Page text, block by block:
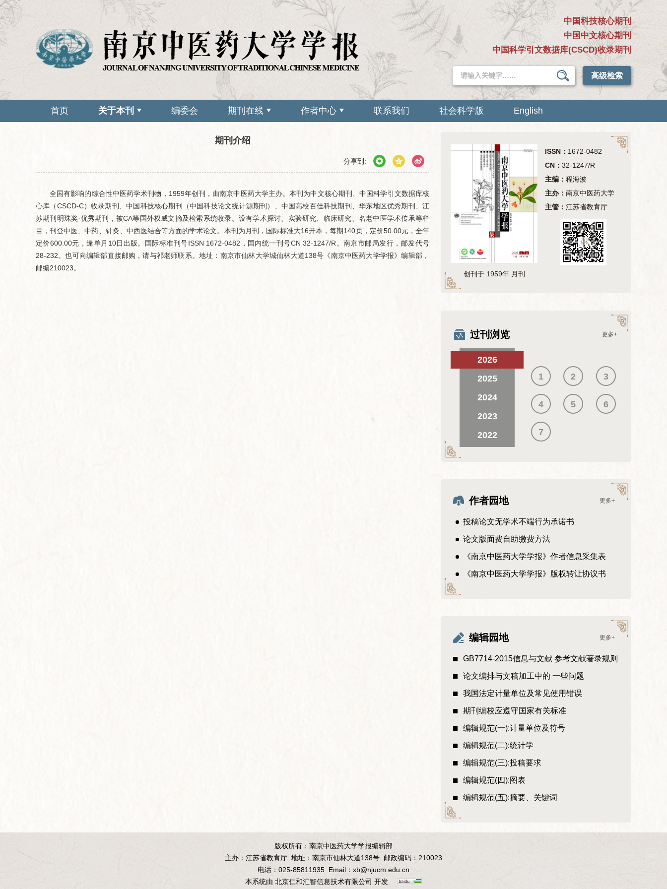
中国科技核心期刊
中国中文核心期刊
中国科学引文数据库(CSCD)收录期刊
高级检索
首页 关于本刊 编委会 期刊在线 作者中心 联系我们 社会科学版 English
期刊介绍
分享到:
全国有影响的综合性中医药学术刊物，1959年创刊，由南京中医药大学主办。本刊为中文核心期刊、中国科学引文数据库核
心库（CSCD-C）收录期刊、中国科技核心期刊（中国科技论文统计源期刊）、中国高校百佳科技期刊、华东地区优秀期刊、江
苏期刊明珠奖·优秀期刊，被CA等国外权威文摘及检索系统收录。设有学术探讨、实验研究、临床研究、名老中医学术传承等栏
目，刊登中医、中药、针灸、中西医结合等方面的学术论文。本刊为月刊，国际标准大16开本，每期140页，定价50.00元，全年
定价600.00元，逢单月10日出版。国际标准刊号ISSN 1672-0482，国内统一刊号CN 32-1247/R。南京市邮局发行，邮发代号
28-232。也可向编辑部直接邮购，请与祁老师联系。地址：南京市仙林大学城仙林大道138号《南京中医药大学学报》编辑部，
邮编210023。
创刊于 1959年 月刊
ISSN： 1672-0482
CN： 32-1247/R
主编： 程海波
主办： 南京中医药大学
主管： 江苏省教育厅
过刊浏览 更多+
2026
2025
2024
2023
2022
1 2 3
4 5 6
7
作者园地 更多+
投稿论文无学术不端行为承诺书
论文版面费自助缴费方法
《南京中医药大学学报》作者信息采集表
《南京中医药大学学报》版权转让协议书
编辑园地 更多+
GB7714-2015信息与文献 参考文献著录规则
论文编排与文稿加工中的 一些问题
我国法定计量单位及常见使用错误
期刊编校应遵守国家有关标准
编辑规范(一):计量单位及符号
编辑规范(二):统计学
编辑规范(三):投稿要求
编辑规范(四):图表
编辑规范(五):摘要、关键词
版权所有：南京中医药大学学报编辑部
主办：江苏省教育厅 地址：南京市仙林大道138号 邮政编码：210023
电话：025-85811935 Email： xb@njucm.edu.cn
本系统由 北京仁和汇智信息技术有限公司 开发